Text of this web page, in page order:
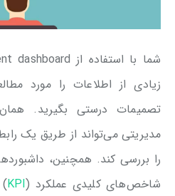
زیادی از اطلاعات را مورد
تصمیمات درستی بگیرید.
مدیریتی می‌تواند از طریق یک
را بررسی کند. همچنین،
شاخص‌های کلیدی عملکرد (KPI
)